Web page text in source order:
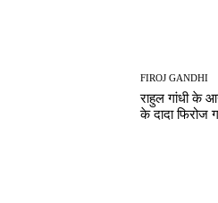
FIROJ GANDHI
राहुल गांधी के
के दादा फिरोज